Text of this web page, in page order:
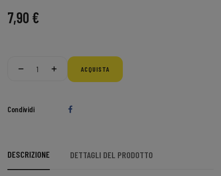
7,90 €
ACQUISTA
Condividi
DESCRIZIONE DETTAGLI DEL PRODOTTO